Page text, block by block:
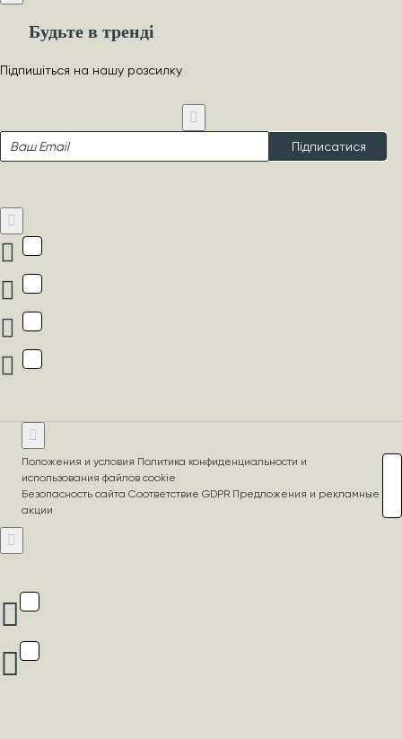
Будьте в тренді
Підпишіться на нашу розсилку
Підписатися
Положения и условия Политика конфиденциальности и
использования файлов cookie
Безопасность сайта Соответствие GDPR Предложения и рекламные
акции